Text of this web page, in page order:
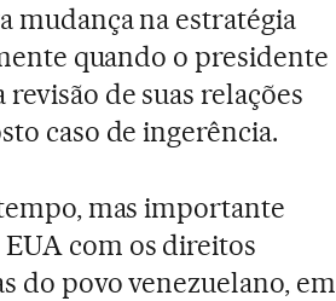
mudança na estratégia
quando o presidente
de suas relações
caso de ingerência.
mas importante
com os direitos
do povo venezuelano, em